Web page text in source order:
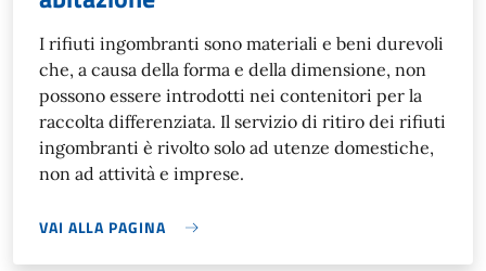
I rifiuti ingombranti sono materiali e beni durevoli
che, a causa della forma e della dimensione, non
possono essere introdotti nei contenitori per la
raccolta differenziata. Il servizio di ritiro dei rifiuti
ingombranti è rivolto solo ad utenze domestiche,
non ad attività e imprese.
VAI ALLA PAGINA